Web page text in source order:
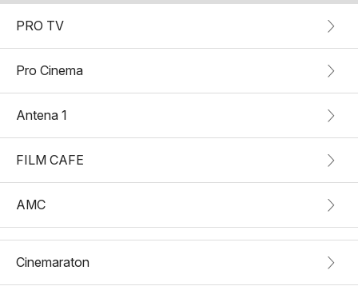
PRO TV
Pro Cinema
Antena 1
FILM CAFE
AMC
Cinemaraton